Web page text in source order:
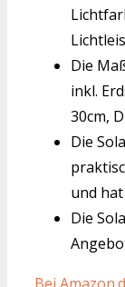
Die
inkl.
30cm,
Die
und
Die